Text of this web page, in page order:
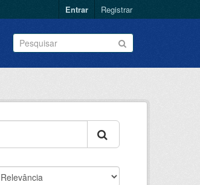
Entrar Registrar